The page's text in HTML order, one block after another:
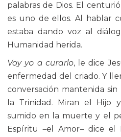
palabras de Dios. El
es uno de ellos. Al hablar
estaba dando voz al
Humanidad herida.
Voy yo a curarlo, le dice
enfermedad del criado. Y
conversación mantenida
la Trinidad. Miran el Hijo
sumido en la muerte y el
Espíritu –el Amor– dice el